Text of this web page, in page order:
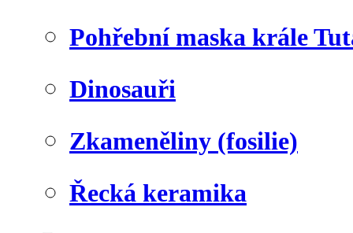
Pohřební maska krále
Dinosauři
Zkameněliny (fosilie)
Řecká keramika